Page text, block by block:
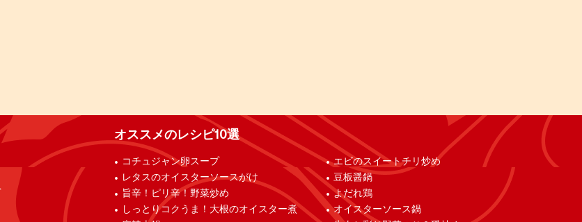
オススメのレシピ10選
コチュジャン卵スープ
レタスのオイスターソースがけ
旨辛！ピリ辛！野菜炒め
しっとりコクうま！大根のオイスター煮
エビのスイートチリ炒め
豆板醤鍋
よだれ鶏
オイスターソース鍋